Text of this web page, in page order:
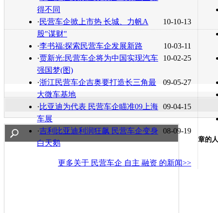
得不同
10-10-13
·民营车企掀上市热 长城、力帆A
股"谋财"
10-03-11
·李书福:探索民营车企发展新路
10-02-25
·贾新光:民营车企将为中国实现汽车
强国梦(图)
09-05-27
·浙江民营车企吉奥要打造长三角最
大微车基地
09-04-15
·比亚迪为代表 民营车企瞄准09上海
车展
08-09-19
·吉利比亚迪利润狂飙 民营车企变身
白天鹅
更多关于 民营车企 自主 融资 的新闻>>
章的